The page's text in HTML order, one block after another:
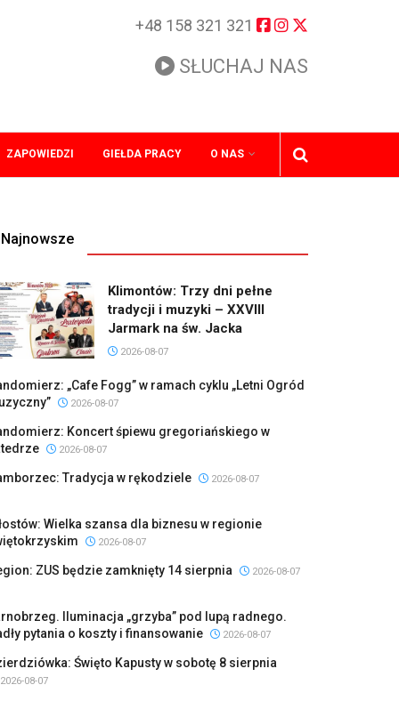
+48 158 321 321
SŁUCHAJ NAS
ZAPOWIEDZI GIEŁDA PRACY O NAS
Najnowsze
Klimontów: Trzy dni pełne
tradycji i muzyki – XXVIII
Jarmark na św. Jacka
2026-08-07
„Cafe Fogg” w ramach cyklu „Letni Ogród
2026-08-07
Koncert śpiewu gregoriańskiego w
2026-08-07
Tradycja w rękodziele 2026-08-07
Wielka szansa dla biznesu w regionie
2026-08-07
ZUS będzie zamknięty 14 sierpnia 2026-08-07
Iluminacja „grzyba” pod lupą radnego.
pytania o koszty i finansowanie
2026-08-07
Święto Kapusty w sobotę 8 sierpnia
2026-08-07